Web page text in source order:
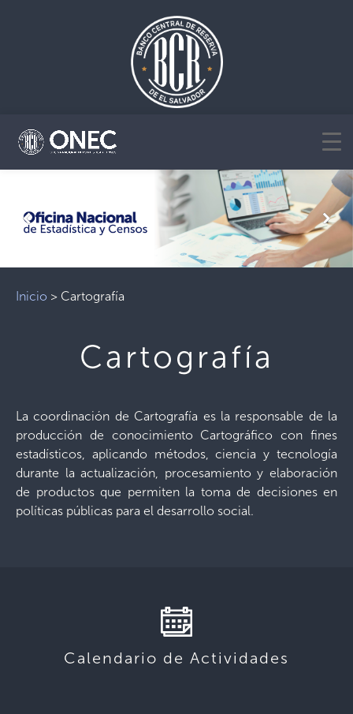
Previous Next
Inicio > Cartografía
Cartografía
La coordinación de Cartografía es la responsable de la
producción de conocimiento Cartográfico con fines
estadísticos, aplicando métodos, ciencia y tecnología
durante la actualización, procesamiento y elaboración
de productos que permiten la toma de decisiones en
políticas públicas para el desarrollo social.
Calendario de Actividades